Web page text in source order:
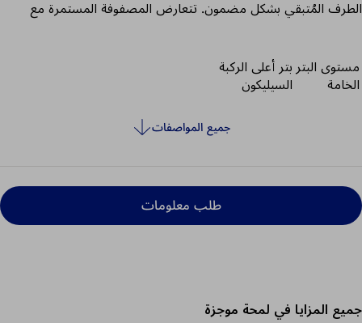
الطرف المُتبقي بشكل مضمون. تتعارض المصفوفة المستمرة مع
للأطراف المُتبقية ذات الكميات الكبيرة من الأنسجة الرخوة.
مستوى البتر بتر أعلى الركبة
الخامة
السيليكون
جميع المواصفات
طلب معلومات
جميع المزايا في لمحة موجزة